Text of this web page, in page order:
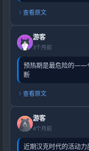
查看原文
游客
3个月前
预热期是最危险的——
断
查看原文
游客
4个月前
近期汉克时代的活动